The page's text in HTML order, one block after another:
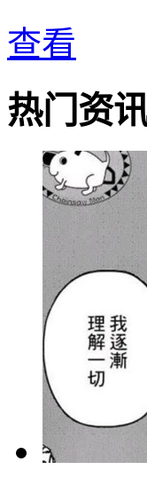
查看
热门资